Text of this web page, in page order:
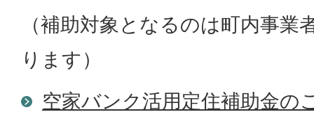
（補助対象となるのは町内事業
ります）
空家バンク活用定住補助金の